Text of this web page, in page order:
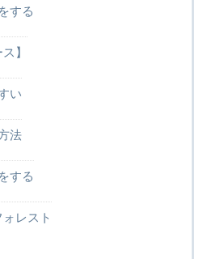
する
】
い
法
する
レスト